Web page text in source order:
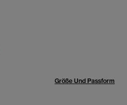
Größe Und Passform